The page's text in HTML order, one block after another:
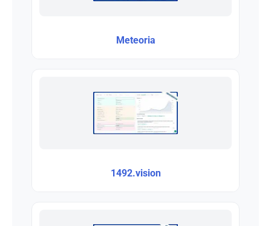
Meteoria
1492.vision